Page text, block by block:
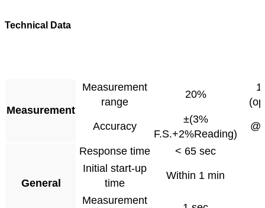
Technical Data
Measurement
Measurement
range
20%
Accuracy
±(3%
F.S.+2%Reading)
General
Response time
< 65 sec
Initial start-up
time
Within 1 min
Measurement